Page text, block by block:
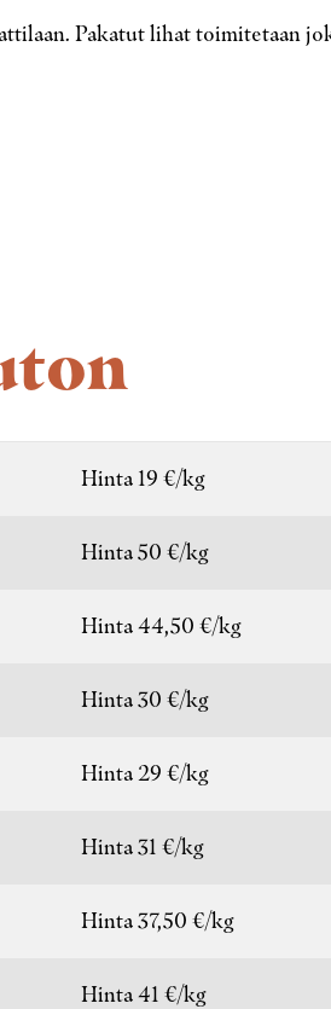
Pakatut lihat toimitetaan
Hinta 19 €/kg
Hinta 50 €/kg
Hinta 44,50 €/kg
Hinta 30 €/kg
Hinta 29 €/kg
Hinta 31 €/kg
Hinta 37,50 €/kg
Hinta 41 €/kg